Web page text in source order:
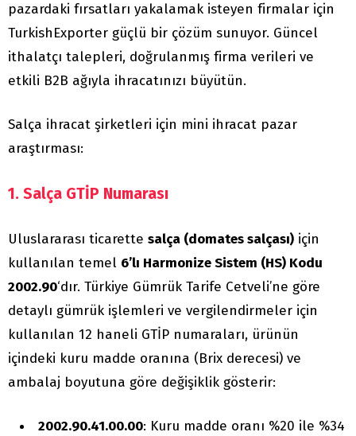
pazardaki fırsatları yakalamak isteyen firmalar için
TurkishExporter güçlü bir çözüm sunuyor. Güncel
ithalatçı talepleri, doğrulanmış firma verileri ve
etkili B2B ağıyla ihracatınızı büyütün.
Salça ihracat şirketleri için mini ihracat pazar
araştırması:
1. Salça GTİP Numarası
Uluslararası ticarette salça (domates salçası) için
kullanılan temel 6’lı Harmonize Sistem (HS) Kodu
2002.90‘dır. Türkiye Gümrük Tarife Cetveli’ne göre
detaylı gümrük işlemleri ve vergilendirmeler için
kullanılan 12 haneli GTİP numaraları, ürünün
içindeki kuru madde oranına (Brix derecesi) ve
ambalaj boyutuna göre değişiklik gösterir:
2002.90.41.00.00: Kuru madde oranı %20 ile %34